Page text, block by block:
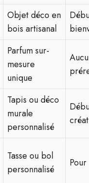
Objet déco en
bois artisanal
Parfum sur-
mesure
unique
Tapis ou déco
murale
personnalisé
Tasse ou bol
personnalisé